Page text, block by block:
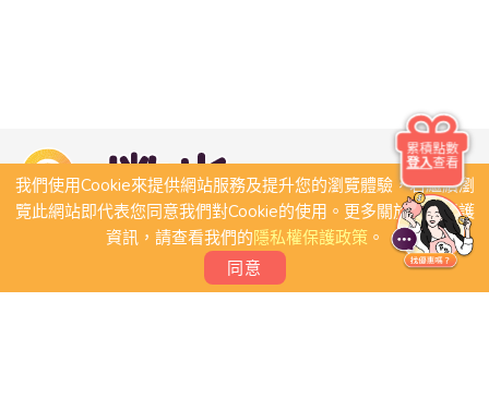
我們使用Cookie來提供網站服務及提升您的瀏覽體驗，若繼續瀏
覽此網站即代表您同意我們對Cookie的使用。更多關於隱私保護
資訊，請查看我們的隱私權保護政策。
同意
累積點數
登入查看